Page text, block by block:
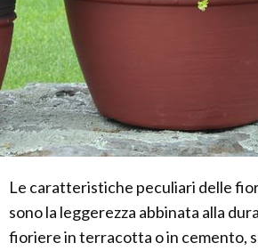
Le caratteristiche peculiari delle
sono la leggerezza abbinata alla
fioriere in terracotta o in cemento,